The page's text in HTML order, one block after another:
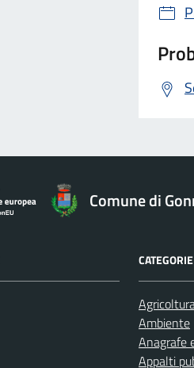
Comune di
Ambiente
Anagrafe
Appalti